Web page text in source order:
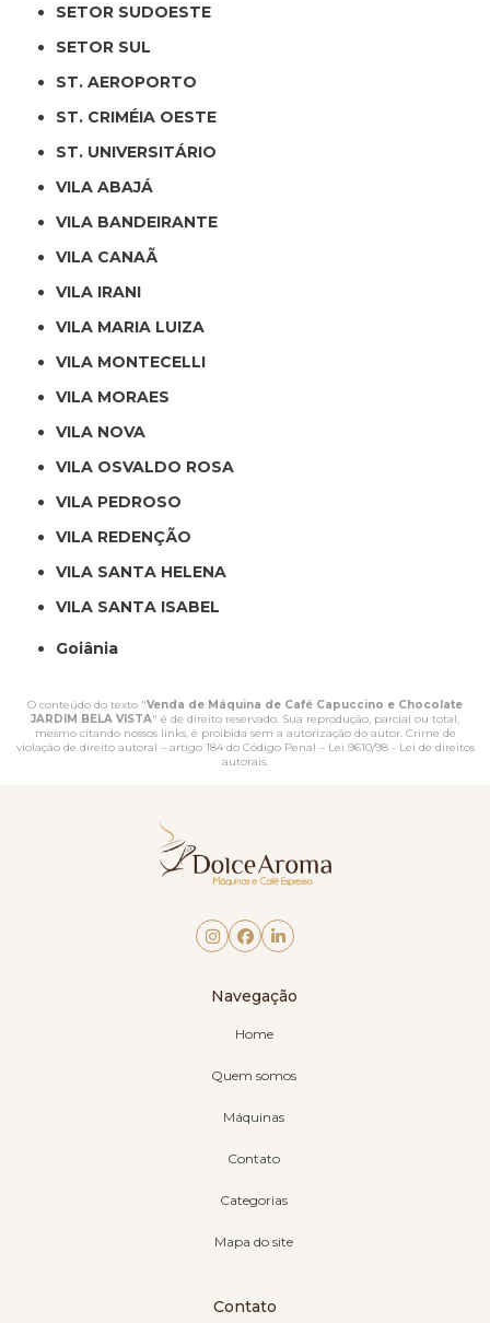
SETOR SUDOESTE
SETOR SUL
ST. AEROPORTO
ST. CRIMÉIA OESTE
ST. UNIVERSITÁRIO
VILA ABAJÁ
VILA BANDEIRANTE
VILA CANAÃ
VILA IRANI
VILA MARIA LUIZA
VILA MONTECELLI
VILA MORAES
VILA NOVA
VILA OSVALDO ROSA
VILA PEDROSO
VILA REDENÇÃO
VILA SANTA HELENA
VILA SANTA ISABEL
Goiânia
O conteúdo do texto "Venda de Máquina de Café Capuccino e Chocolate
JARDIM BELA VISTA" é de direito reservado. Sua reprodução, parcial ou total,
mesmo citando nossos links, é proibida sem a autorização do autor. Crime de
violação de direito autoral – artigo 184 do Código Penal – Lei 9610/98 - Lei de direitos
autorais.
Navegação
Home
Quem somos
Máquinas
Contato
Categorias
Mapa do site
Contato